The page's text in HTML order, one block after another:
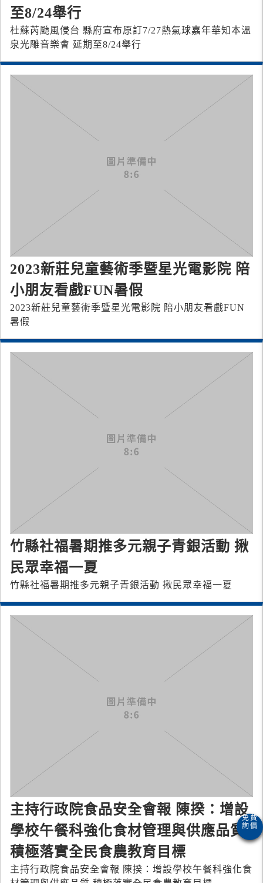
至8/24舉行
杜蘇芮颱風侵台 縣府宣布原訂7/27熱氣球嘉年華知本溫
泉光雕音樂會 延期至8/24舉行
2023新莊兒童藝術季暨星光電影院 陪
小朋友看戲FUN暑假
2023新莊兒童藝術季暨星光電影院 陪小朋友看戲FUN
暑假
竹縣社福暑期推多元親子青銀活動 揪
民眾幸福一夏
竹縣社福暑期推多元親子青銀活動 揪民眾幸福一夏
主持行政院食品安全會報 陳揆：增設
學校午餐科強化食材管理與供應品質
積極落實全民食農教育目標
主持行政院食品安全會報 陳揆：增設學校午餐科強化食